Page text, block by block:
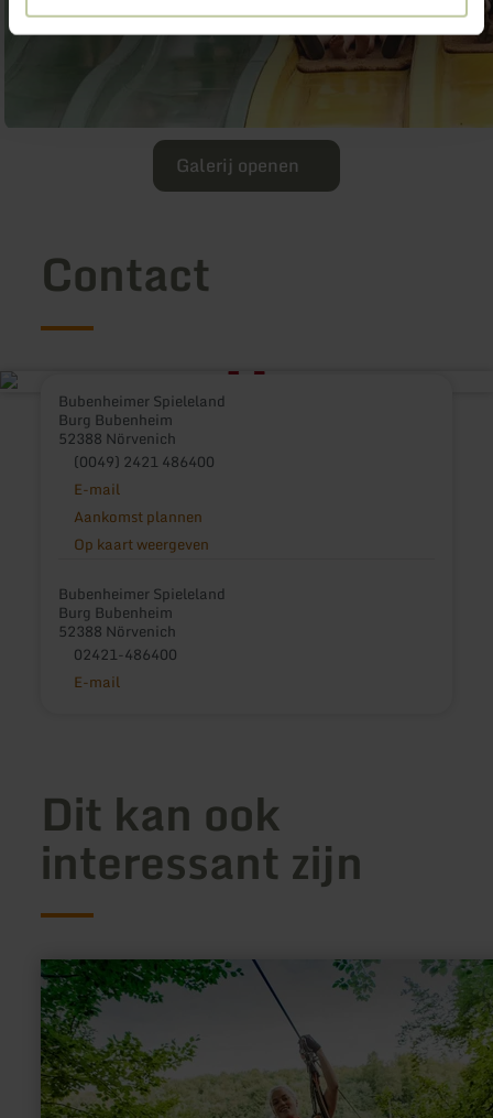
Galerij openen
Contact
Bubenheimer Spieleland
Burg Bubenheim
52388 Nörvenich
(0049) 2421 486400
E-mail
Aankomst plannen
Op kaart weergeven
Bubenheimer Spieleland
Burg Bubenheim
52388 Nörvenich
02421-486400
E-mail
Dit kan ook
interessant zijn
meer
informatie
over:
Ziplining
-
Actie,
Plezier
en
Avontuur